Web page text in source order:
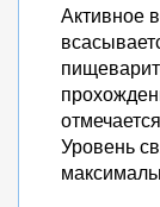
Активное
Уровень